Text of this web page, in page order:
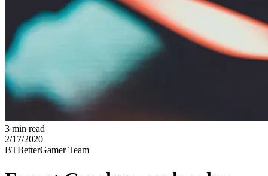
3 min read
2/17/2020
BTBetterGamer Team